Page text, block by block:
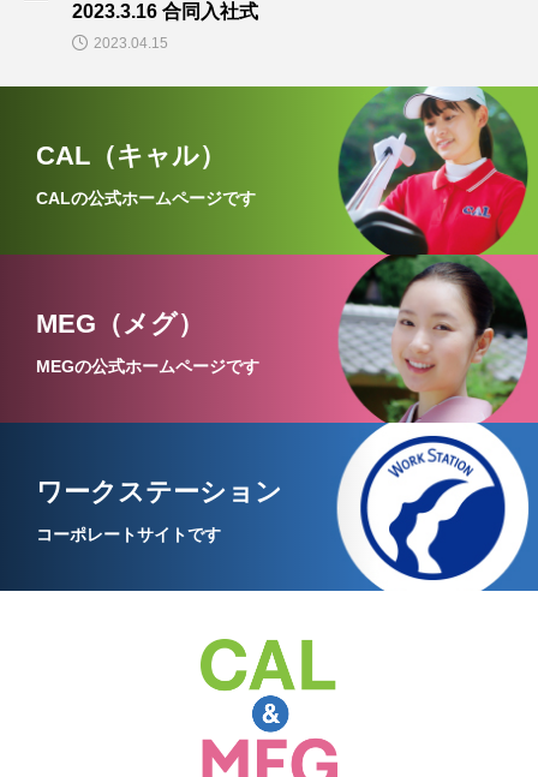
2023.3.16 合同入社式
2023.04.15
CAL（キャル）
CALの公式ホームページです
MEG（メグ）
MEGの公式ホームページです
ワークステーション
コーポレートサイトです